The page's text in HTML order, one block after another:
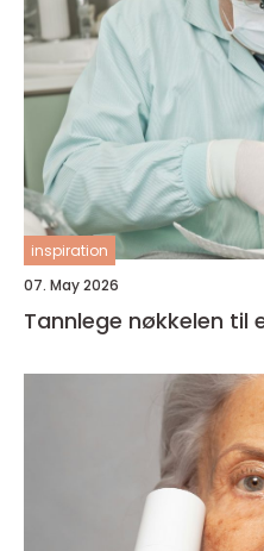
inspiration
07. May 2026
Tannlege